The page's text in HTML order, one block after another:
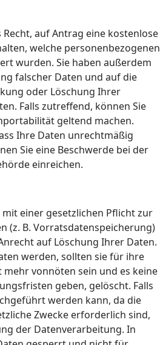
Recht, auf Antrag eine kostenlose
welche personenbezogenen
wurden. Sie haben außerdem
falscher Daten und auf die
oder Löschung Ihrer
Falls zutreffend, können Sie
geltend machen.
Ihre Daten unrechtmäßig
Sie eine Beschwerde bei der
einreichen.
einer gesetzlichen Pflicht zur
(z. B. Vorratsdatenspeicherung)
auf Löschung Ihrer Daten.
werden, sollten sie für ihre
vonnöten sein und es keine
geben, gelöscht. Falls
werden kann, da die
Zwecke erforderlich sind,
der Datenverarbeitung. In